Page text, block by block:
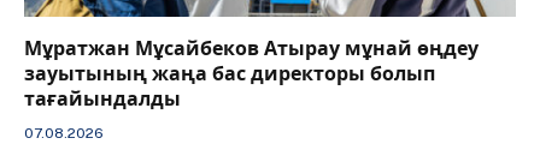
Мұратжан Мұсайбеков Атырау мұнай өңдеу
зауытының жаңа бас директоры болып
тағайындалды
07.08.2026